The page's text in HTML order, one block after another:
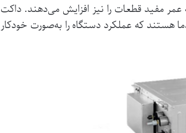
عمر مفید قطعات را نیز افزایش می‌دهند. داکت
که عملکرد دستگاه را به‌صورت خودکار